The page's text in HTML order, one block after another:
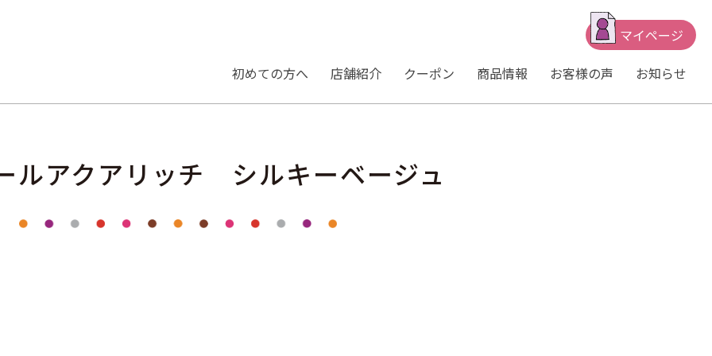
マイページ
初めての⽅へ
店舗紹介 クーポン 商品情報 お客様の声 お知らせ
ルアクアリッチ シルキーベージュ